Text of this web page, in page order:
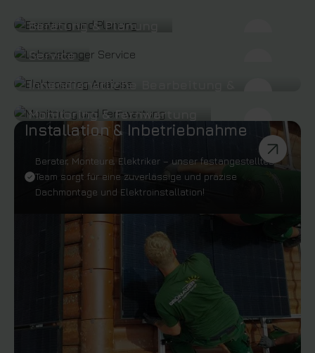
Beratung & Planung
Service
Innendienstliche Bearbeitung &
Monitoring & Fernwartung
Installation & Inbetriebnahme
Berater, Monteure, Elektriker – unser festangestelltes
Team sorgt für eine zuverlässige und präzise
Dachmontage und Elektroinstallation!